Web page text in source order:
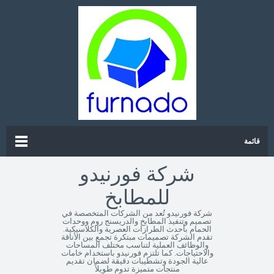
قائمة
شركة فورنيدو
للمطابخ
شركة فورنيدو تُعد من الشركات المتخصصة في
تصميم وتنفيذ المطابخ والدريسنج روم ووحدات
الحمام بأحدث الطرازات العصرية والكلاسيكية.
تقدم الشركة تصميمات مبتكرة تجمع بين الأناقة
والوظائف العملية لتناسب مختلف المساحات
والاحتياجات. كما تلتزم فورنيدو باستخدام خامات
عالية الجودة وتشطيبات دقيقة لضمان تقديم
منتجات متميزة تدوم طويلاً